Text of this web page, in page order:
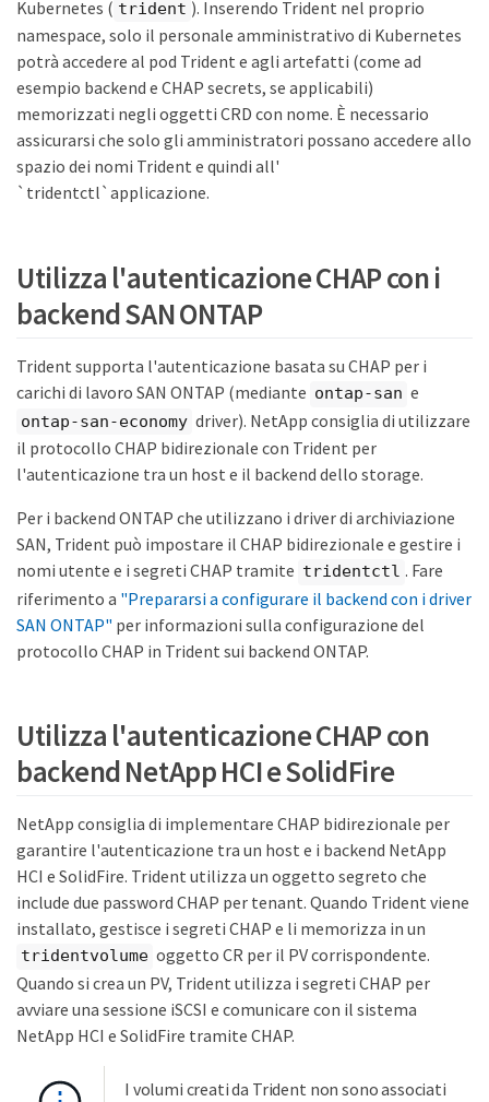
Kubernetes ( trident ). Inserendo Trident nel proprio
namespace, solo il personale amministrativo di Kubernetes
potrà accedere al pod Trident e agli artefatti (come ad
esempio backend e CHAP secrets, se applicabili)
memorizzati negli oggetti CRD con nome. È necessario
assicurarsi che solo gli amministratori possano accedere allo
spazio dei nomi Trident e quindi all'
`tridentctl`applicazione.
Utilizza l'autenticazione CHAP con i
backend SAN ONTAP
Trident supporta l'autenticazione basata su CHAP per i
carichi di lavoro SAN ONTAP (mediante ontap-san e
ontap-san-economy driver). NetApp consiglia di utilizzare
il protocollo CHAP bidirezionale con Trident per
l'autenticazione tra un host e il backend dello storage.
Per i backend ONTAP che utilizzano i driver di archiviazione
SAN, Trident può impostare il CHAP bidirezionale e gestire i
nomi utente e i segreti CHAP tramite tridentctl . Fare
riferimento a "Prepararsi a configurare il backend con i driver
SAN ONTAP" per informazioni sulla configurazione del
protocollo CHAP in Trident sui backend ONTAP.
Utilizza l'autenticazione CHAP con
backend NetApp HCI e SolidFire
NetApp consiglia di implementare CHAP bidirezionale per
garantire l'autenticazione tra un host e i backend NetApp
HCI e SolidFire. Trident utilizza un oggetto segreto che
include due password CHAP per tenant. Quando Trident viene
installato, gestisce i segreti CHAP e li memorizza in un
tridentvolume oggetto CR per il PV corrispondente.
Quando si crea un PV, Trident utilizza i segreti CHAP per
avviare una sessione iSCSI e comunicare con il sistema
NetApp HCI e SolidFire tramite CHAP.
I volumi creati da Trident non sono associati